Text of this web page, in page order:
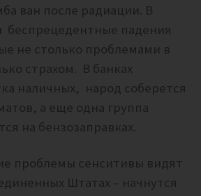
ван после радиации. В
беспрецедентные падения
не столько проблемами в
страхом. В банках
наличных, народ соберется
а еще одна группа
на бензозаправках.
проблемы сенситивы видят
Штатах – начнутся